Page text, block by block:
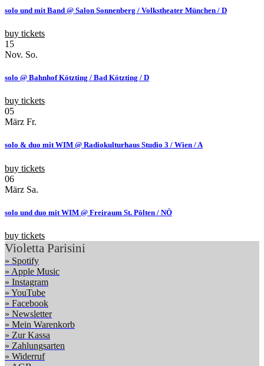
solo und mit Band @ Salon Sonnenberg / Volkstheater München / D
buy tickets
15
Nov. So.
solo @ Bahnhof Kötzting / Bad Kötzting / D
buy tickets
05
März Fr.
solo & duo mit WIM @ Radiokulturhaus Studio 3 / Wien / A
buy tickets
06
März Sa.
solo und duo mit WIM @ Freiraum St. Pölten / NÖ
buy tickets
Violetta Parisini
» Spotify
» Apple Music
» Instagram
» YouTube
» Facebook
» Newsletter
» Mein Warenkorb
» Zur Kassa
» Zahlungsarten
» Widerruf